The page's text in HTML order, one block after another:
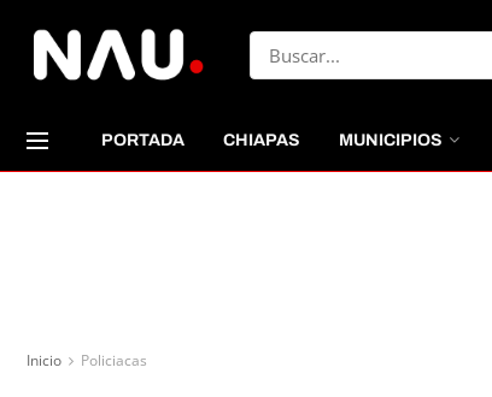
PORTADA CHIAPAS MUNICIPIOS
Inicio Policiacas